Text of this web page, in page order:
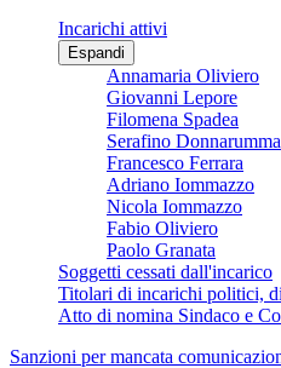
Incarichi attivi
Espandi
Annamaria Oliviero
Giovanni Lepore
Filomena Spadea
Serafino Donnarumma
Francesco Ferrara
Adriano Iommazzo
Nicola Iommazzo
Fabio Oliviero
Paolo Granata
Soggetti cessati dall'incarico
Titolari di incarichi politici,
Atto di nomina Sindaco e
Sanzioni per mancata